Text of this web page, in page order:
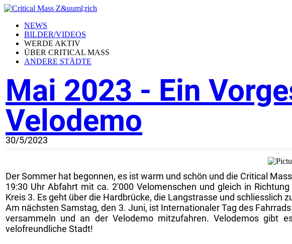
NEWS
BILDER/VIDEOS
WERDE AKTIV
ÜBER CRITICAL MASS
ANDERE STÄDTE
Mai 2023 - Ein
Velodemo
30/5/2023
Der Sommer hat begonnen, es ist warm und schön und die Critical
19:30 Uhr Abfahrt mit ca. 2'000 Velomenschen und gleich in
Kreis 3. Es geht über die Hardbrücke, die Langstrasse und schliesslich
Am nächsten Samstag, den 3. Juni, ist Internationaler Tag des
versammeln und an der Velodemo mitzufahren. Velodemos
velofreundliche Stadt!